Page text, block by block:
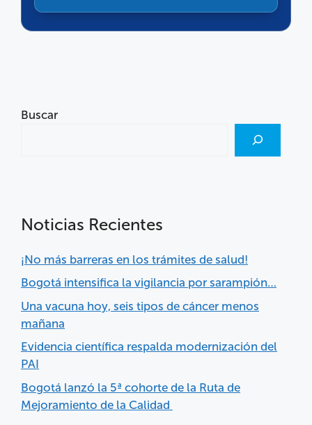
Buscar
Noticias Recientes
¡No más barreras en los trámites de salud!
Bogotá intensifica la vigilancia por sarampión…
Una vacuna hoy, seis tipos de cáncer menos
mañana
Evidencia científica respalda modernización del
PAI
Bogotá lanzó la 5ª cohorte de la Ruta de
Mejoramiento de la Calidad